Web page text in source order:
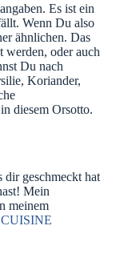
Es ist ein
Wenn Du also
ähnlichen. Das
werden, oder auch
Du nach
Koriander,
diesem Orsotto.
dir geschmeckt hat
Mein
meinem
CUISINE